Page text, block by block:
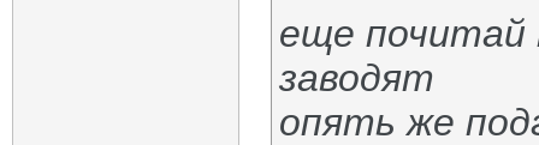
еще почитай
заводят
опять же